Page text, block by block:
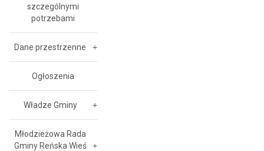
szczególnymi
potrzebami
Dane przestrzenne
Ogłoszenia
Władze Gminy
Młodzieżowa Rada
Gminy Reńska Wieś